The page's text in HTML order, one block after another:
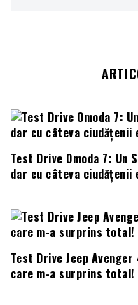
Test Drive Omoda 7:
dar cu câteva ciudățenii
Test Drive Jeep
care m-a surprins total!